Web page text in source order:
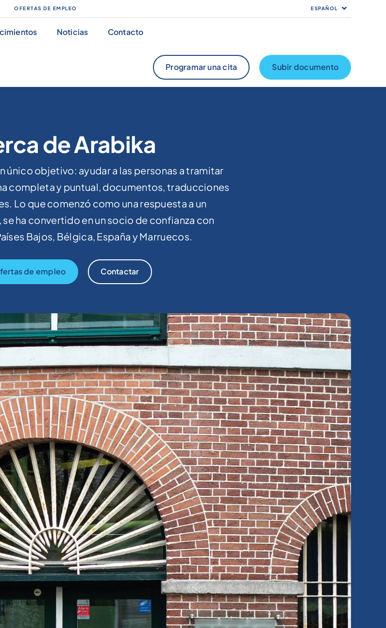
OFERTAS DE EMPLEO ESPAÑOL
Noticias Contacto
Programar una cita Subir documento
de Arabika
único objetivo: ayudar a las personas a tramitar
completa y puntual, documentos, traducciones
Lo que comenzó como una respuesta a un
ha convertido en un socio de confianza con
Bajos, Bélgica, España y Marruecos.
de empleo Contactar